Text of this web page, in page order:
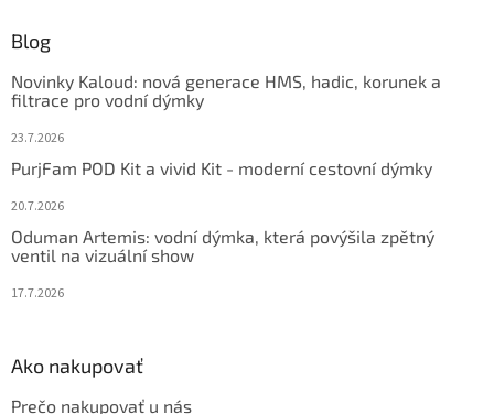
Blog
Novinky Kaloud: nová generace HMS, hadic, korunek a
filtrace pro vodní dýmky
23.7.2026
PurjFam POD Kit a vivid Kit - moderní cestovní dýmky
20.7.2026
Oduman Artemis: vodní dýmka, která povýšila zpětný
ventil na vizuální show
17.7.2026
Ako nakupovať
Prečo nakupovať u nás